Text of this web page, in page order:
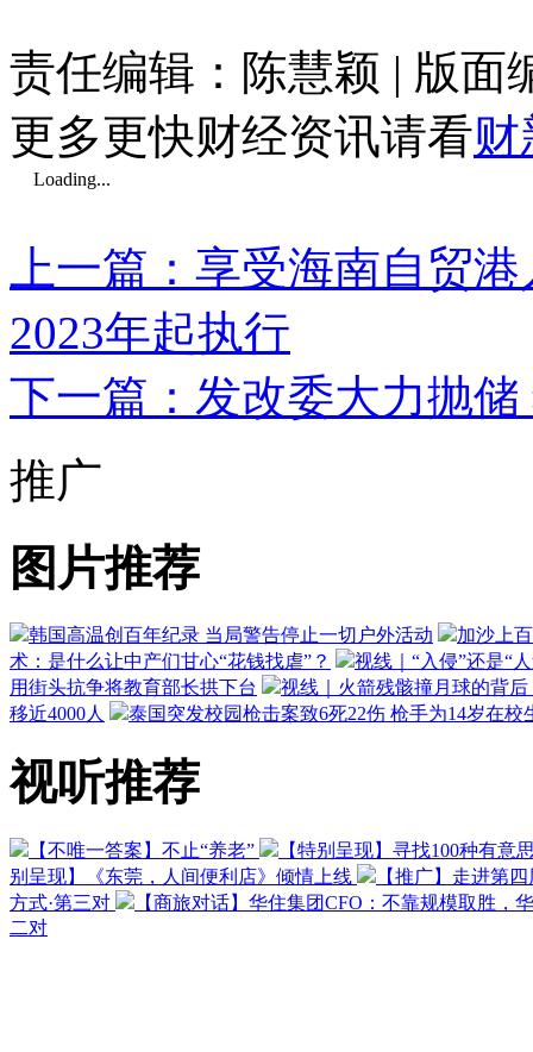
责任编辑：陈慧颖 | 版面
更多更快财经资讯请看财
Loading...
上一篇：享受海南自贸
2023年起执行
下一篇：发改委大力抛
推广
图片推荐
韩国高温创百年纪录 当局警告停止一切户外活动
加沙上
术：是什么让中产们甘心“花钱找虐”？
视线｜“入侵”还是“
用街头抗争将教育部长拱下台
视线｜火箭残骸撞月球的背
移近4000人
泰国突发校园枪击案致6死22伤 枪手为14岁在校
视听推荐
【不唯一答案】不止“养老”
【特别呈现】寻找100种有意
别呈现】《东莞，人间便利店》倾情上线
【推广】走进第
方式·第三对
【商旅对话】华住集团CFO：不靠规模取胜，
二对